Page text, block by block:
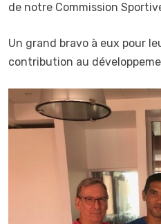
de notre Commission
Un grand bravo à eux pour
contribution au